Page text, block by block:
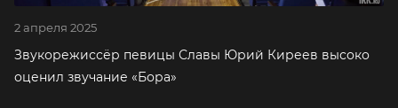
2 апреля 2025
Звукорежиссёр певицы Славы Юрий Киреев высоко
оценил звучание «Бора»